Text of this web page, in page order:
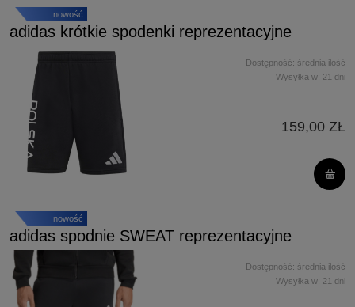
adidas krótkie spodenki reprezentacyjne
Dostępność: średnia ilość
Wysyłka w: 21 dni
159,00 ZŁ
nowość
adidas spodnie SWEAT reprezentacyjne
Dostępność: średnia ilość
Wysyłka w: 21 dni
nowość